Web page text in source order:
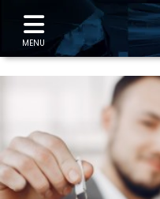
MENU